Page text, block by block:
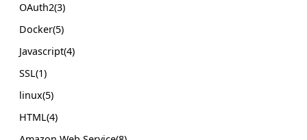
OAuth2(3)
Docker(5)
Javascript(4)
SSL(1)
linux(5)
HTML(4)